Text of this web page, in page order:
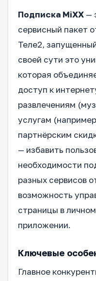
Подписка MiXX —
сервисный пакет
Теле2,
своей сути это
которая
доступ к
развлечениям
услугам
партнёрским
— избавить
необходимости
разных сервисов
возможность
страницы в
приложении.
Ключевые
Главное